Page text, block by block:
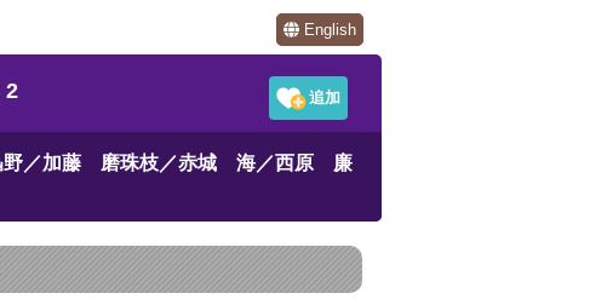
English
2
／加藤 磨珠枝／赤城 海／西原 廉